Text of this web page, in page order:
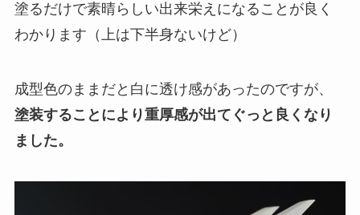
塗るだけで素晴らしい出来栄えになることが良く
わかります（上は下半身ないけど）
成型色のままだと白に透け感があったのですが、
塗装することにより重厚感が出てぐっと良くなり
ました。